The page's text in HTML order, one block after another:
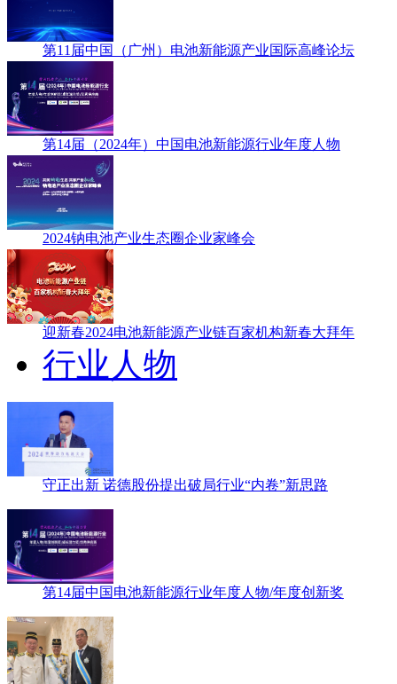
第11届中国（广州）电池新能源产业国际高峰论坛
第14届（2024年）中国电池新能源行业年度人物
2024钠电池产业生态圈企业家峰会
迎新春2024电池新能源产业链百家机构新春大拜年
行业人物
守正出新 诺德股份提出破局行业“内卷”新思路
第14届中国电池新能源行业年度人物/年度创新奖